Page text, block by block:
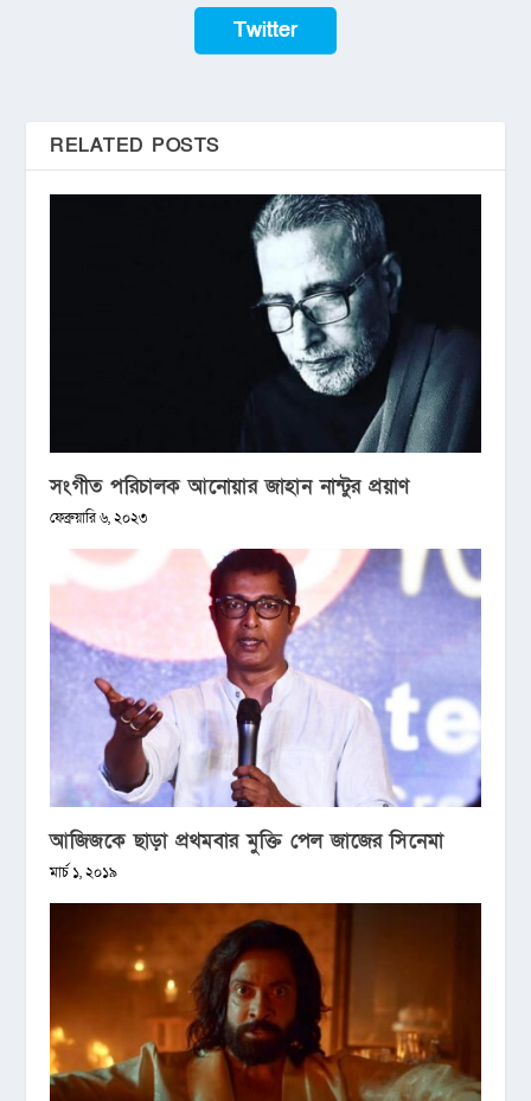
Twitter
RELATED POSTS
সংগীত পরিচালক আনোয়ার জাহান নান্টুর প্রয়াণ
ফেব্রুয়ারি ৬, ২০২৩
আজিজকে ছাড়া প্রথমবার মুক্তি পেল জাজের সিনেমা
মার্চ ১, ২০১৯